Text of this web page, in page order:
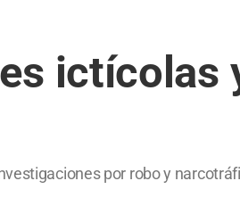
ictícolas
por robo y